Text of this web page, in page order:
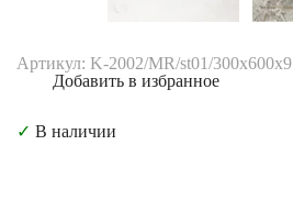
Артикул: K-2002/MR/st01/300x600x9
Добавить в избранное
✓ В наличии